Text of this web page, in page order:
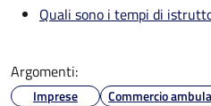
Quali sono i tempi di
Argomenti:
Imprese Commercio